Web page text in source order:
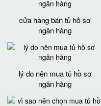
cửa hàng bán tủ hồ sơ
ngân hàng
lý do nên mua tủ hồ sơ
ngân hàng